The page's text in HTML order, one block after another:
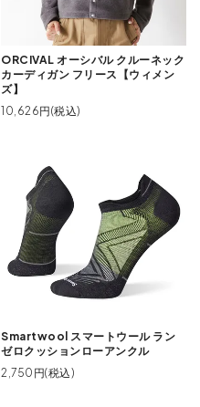
ORCIVAL オーシバル クルーネック
カーディガン フリース【ウィメン
ズ】
10,626円(税込)
Smartwool スマートウール ラン
ゼロクッションローアンクル
2,750円(税込)